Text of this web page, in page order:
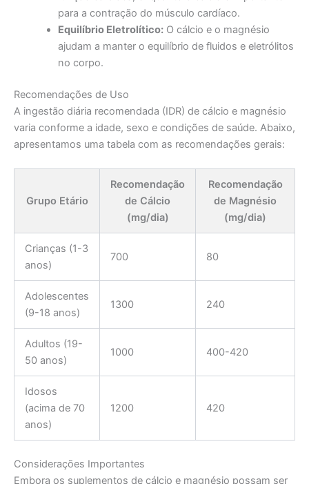
para a contração do músculo cardíaco.
Equilíbrio Eletrolítico:O cálcio e o magnésio
ajudam a manter o equilíbrio de fluidos e eletrólitos
no corpo.
Recomendações de Uso
A ingestão diária recomendada (IDR) de cálcio e magnésio
varia conforme a idade, sexo e condições de saúde. Abaixo,
apresentamos uma tabela com as recomendações gerais:
Grupo Etário
Recomendação
de Cálcio
(mg/dia)
Recomendação
de Magnésio
(mg/dia)
Crianças (1-3
anos)
700 80
Adolescentes
(9-18 anos)
1300 240
Adultos (19-
50 anos)
1000 400-420
Idosos
(acima de 70
anos)
1200 420
Considerações Importantes
Embora os suplementos de cálcio e magnésio possam ser